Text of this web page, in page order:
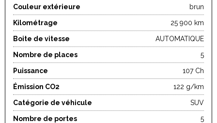
Couleur extérieure brun
Kilométrage 25 900 km
Boite de vitesse AUTOMATIQUE
Nombre de places 5
Puissance 107 Ch
Émission CO2 122 g/km
Catégorie de véhicule SUV
Nombre de portes 5